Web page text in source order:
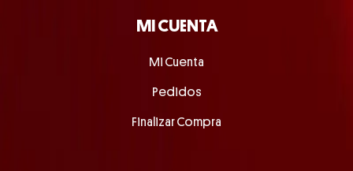
MI CUENTA
Mi Cuenta
Pedidos
Finalizar Compra